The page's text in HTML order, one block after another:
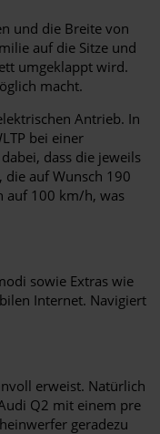
und die Breite von
auf die Sitze und
umgeklappt wird.
macht.
Antrieb. In
bei einer
dass die jeweils
auf Wunsch 190
auf 100 km/h, was
sowie Extras wie
Internet. Navigiert
erweist. Natürlich
Q2 mit einem pre
geradezu